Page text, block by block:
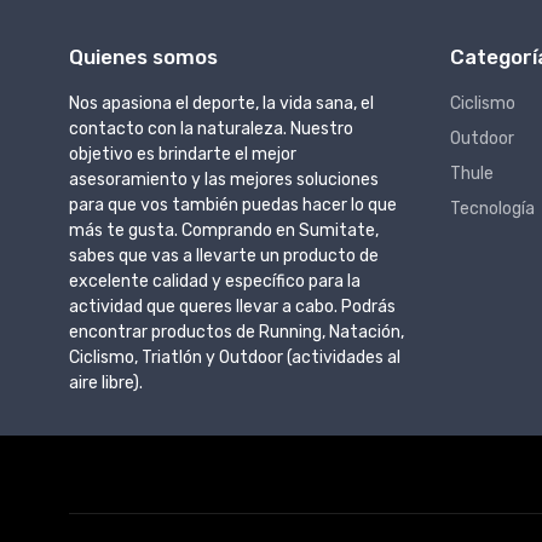
Quienes somos
Nos apasiona el deporte, la vida sana, el
contacto con la naturaleza. Nuestro
objetivo es brindarte el mejor
asesoramiento y las mejores soluciones
para que vos también puedas hacer lo que
más te gusta. Comprando en Sumitate,
sabes que vas a llevarte un producto de
excelente calidad y específico para la
actividad que queres llevar a cabo. Podrás
encontrar productos de Running, Natación,
Ciclismo, Triatlón y Outdoor (actividades al
aire libre).
Ciclismo
Outdoor
Thule
Tecnología